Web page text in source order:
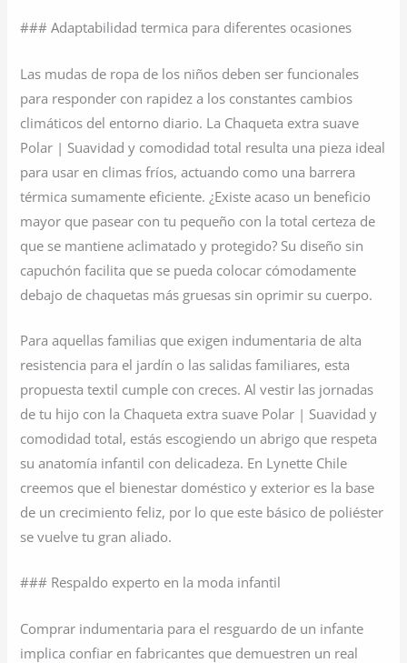
### Adaptabilidad termica para diferentes ocasiones
Las mudas de ropa de los niños deben ser funcionales
para responder con rapidez a los constantes cambios
climáticos del entorno diario. La Chaqueta extra suave
Polar | Suavidad y comodidad total resulta una pieza ideal
para usar en climas fríos, actuando como una barrera
térmica sumamente eficiente. ¿Existe acaso un beneficio
mayor que pasear con tu pequeño con la total certeza de
que se mantiene aclimatado y protegido? Su diseño sin
capuchón facilita que se pueda colocar cómodamente
debajo de chaquetas más gruesas sin oprimir su cuerpo.
Para aquellas familias que exigen indumentaria de alta
resistencia para el jardín o las salidas familiares, esta
propuesta textil cumple con creces. Al vestir las jornadas
de tu hijo con la Chaqueta extra suave Polar | Suavidad y
comodidad total, estás escogiendo un abrigo que respeta
su anatomía infantil con delicadeza. En Lynette Chile
creemos que el bienestar doméstico y exterior es la base
de un crecimiento feliz, por lo que este básico de poliéster
se vuelve tu gran aliado.
### Respaldo experto en la moda infantil
Comprar indumentaria para el resguardo de un infante
implica confiar en fabricantes que demuestren un real